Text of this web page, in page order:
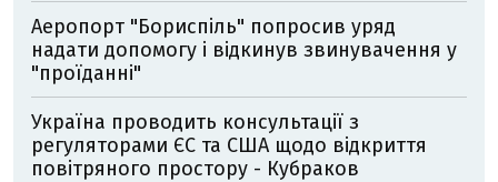
Аеропорт "Бориспіль" попросив уряд
надати допомогу і відкинув звинувачення у
"проїданні"
Україна проводить консультації з
регуляторами ЄС та США щодо відкриття
повітряного простору - Кубраков